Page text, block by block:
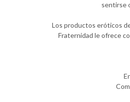
sentirse
Los productos eróticos
Fraternidad le ofrece